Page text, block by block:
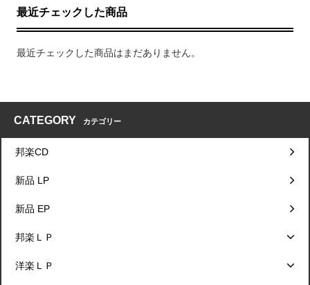
最近チェックした商品
最近チェックした商品はまだありません。
CATEGORY カテゴリー
邦楽CD
新品 LP
新品 EP
邦楽ＬＰ
洋楽ＬＰ